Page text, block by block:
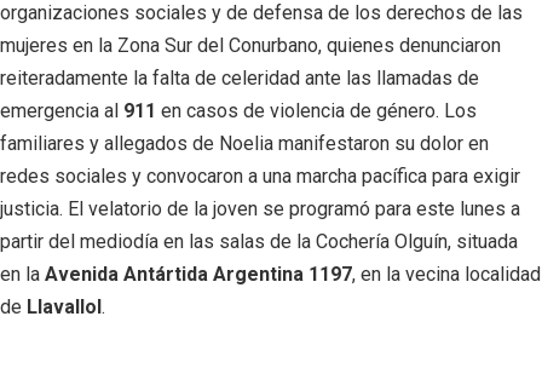
organizaciones sociales y de defensa de los derechos de las
mujeres en la Zona Sur del Conurbano, quienes denunciaron
reiteradamente la falta de celeridad ante las llamadas de
emergencia al 911 en casos de violencia de género. Los
familiares y allegados de Noelia manifestaron su dolor en
redes sociales y convocaron a una marcha pacífica para exigir
justicia. El velatorio de la joven se programó para este lunes a
partir del mediodía en las salas de la Cochería Olguín, situada
en la Avenida Antártida Argentina 1197, en la vecina localidad
de Llavallol .